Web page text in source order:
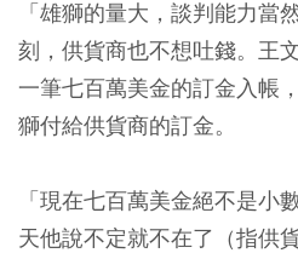
「雄獅的量大，談判能力當
刻，供貨商也不想吐錢。王
一筆七百萬美金的訂金入帳
獅付給供貨商的訂金。
「現在七百萬美金絕不是小
天他說不定就不在了（指供